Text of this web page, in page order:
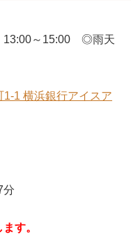
13:00～15:00 ◎雨天
1 横浜銀行アイスア
分
す。